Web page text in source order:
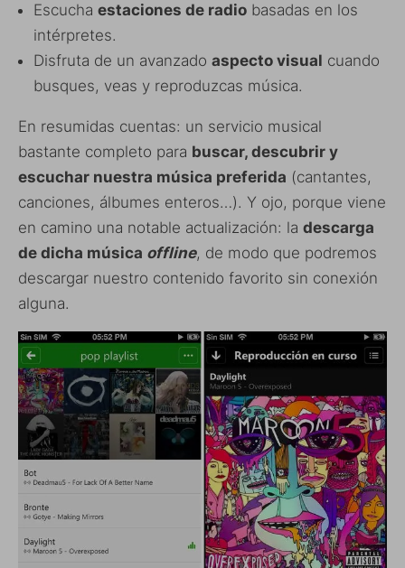
Escucha estaciones de radio basadas en los
intérpretes.
Disfruta de un avanzado aspecto visual cuando
busques, veas y reproduzcas música.
En resumidas cuentas: un servicio musical
bastante completo para buscar, descubrir y
escuchar nuestra música preferida (cantantes,
canciones, álbumes enteros…). Y ojo, porque viene
en camino una notable actualización: la descarga
de dicha música offline, de modo que podremos
descargar nuestro contenido favorito sin conexión
alguna.